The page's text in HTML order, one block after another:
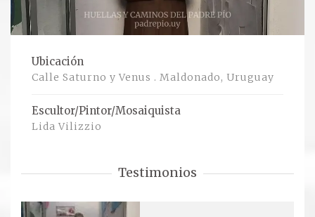
LUGARES
Compartir un lugar
EL MILAGRO
Relación con Flia. Damiani
Galería y testimonios
Ubicación
Calle Saturno y Venus . Maldonado, Uruguay
Escultor/Pintor/Mosaiquista
Lida Vilizzio
Testimonios